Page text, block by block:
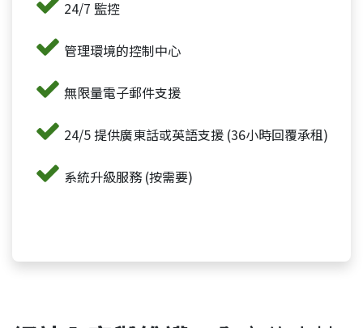
24/7 監控
管理環境的控制中心
無限量電子郵件支援
24/5 提供廣東話或英語支援 (36小時回覆承租)
系統升級服務 (按需要)